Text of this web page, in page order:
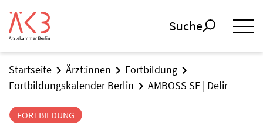
Suche
Startseite Ärzt:innen
Fortbildung
Fortbildungskalender Berlin
AMBOSS SE | Delir
FORTBILDUNG